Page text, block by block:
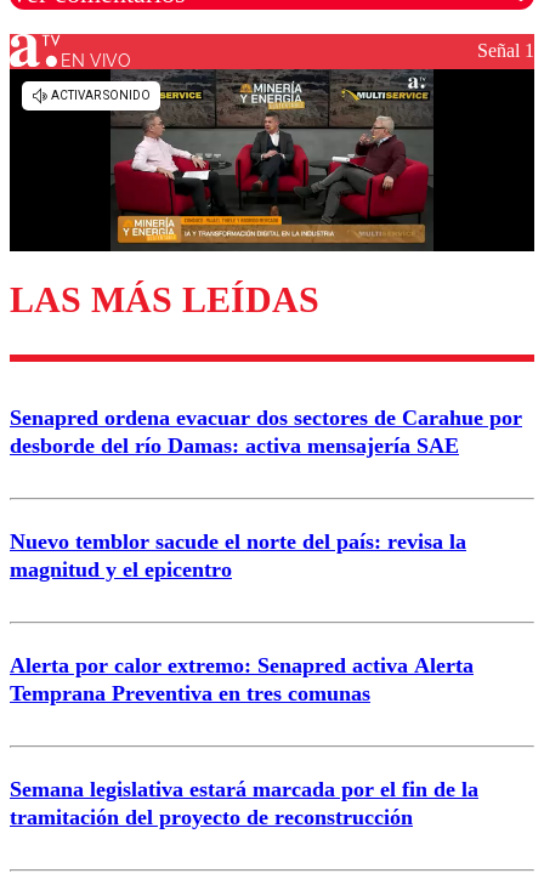
Los comentarios son moderados para garantizar un
diálogo respetuoso.
Enviar comentario
EN VIVO Señal 1
LAS MÁS LEÍDAS
Senapred ordena evacuar dos sectores de Carahue por
desborde del río Damas: activa mensajería SAE
Nuevo temblor sacude el norte del país: revisa la
magnitud y el epicentro
Alerta por calor extremo: Senapred activa Alerta
Temprana Preventiva en tres comunas
Semana legislativa estará marcada por el fin de la
tramitación del proyecto de reconstrucción